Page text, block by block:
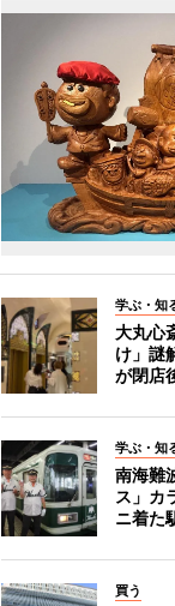
学ぶ・知
大丸心
け」謎
が閉店
学ぶ・知
南海難
ス」カ
ニ着た
買う